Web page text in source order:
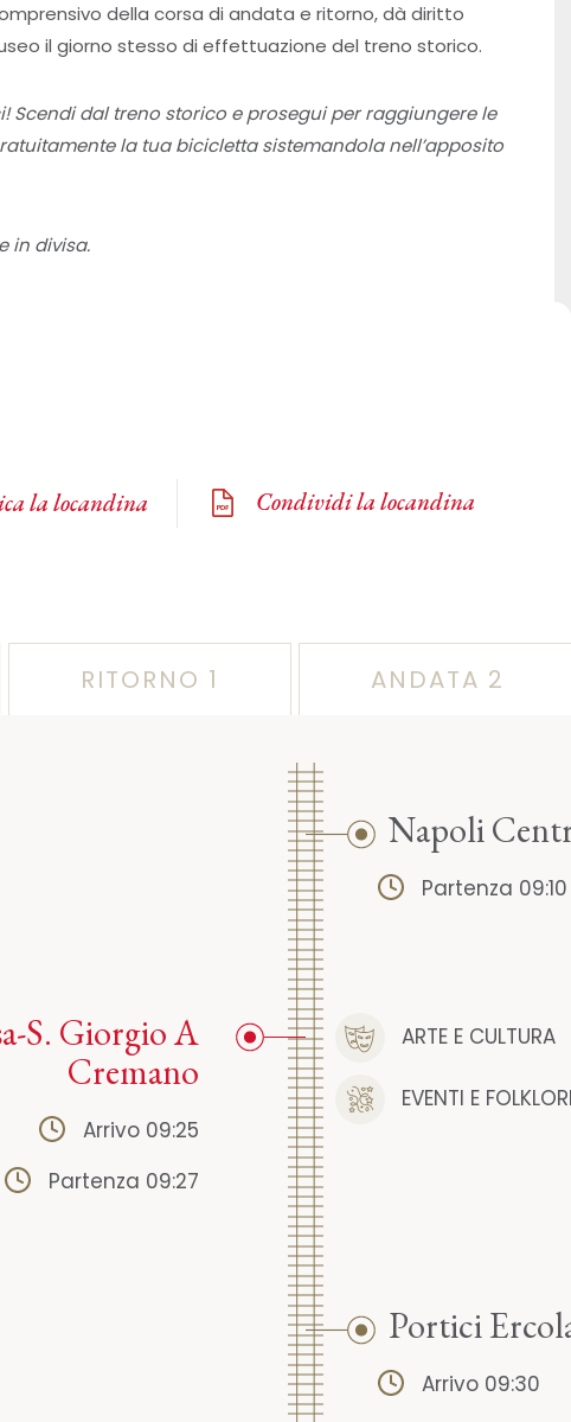
della corsa di andata e ritorno, dà diritto
il giorno stesso di effettuazione del treno storico.
Scendi dal treno storico e prosegui per raggiungere le
la tua bicicletta sistemandola nell’apposito
in divisa.
la locandina Condividi la locandina
RITORNO 1 ANDATA 2
Napoli
Partenza 09:10
ARTE E CULTURA
EVENTI E
S. Giorgio A
Cremano
Arrivo 09:25
Partenza 09:27
Portici
Arrivo 09:30